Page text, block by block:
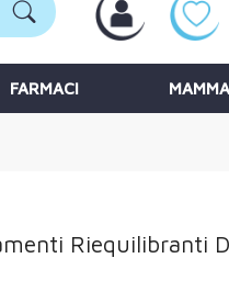
FARMACI
Riequilibranti